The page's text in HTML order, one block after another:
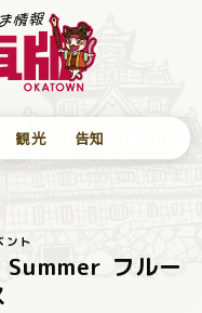
観光 告知
ント
Summer フルー